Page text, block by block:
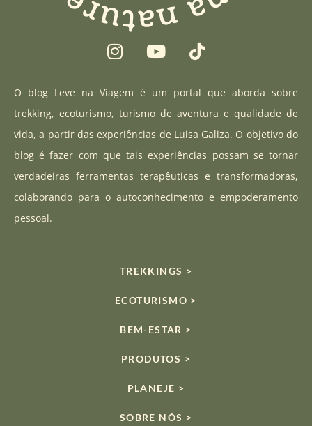
I
n
t
a
g
a
m
Y
o
t
u
b
T
i
t
o
k
O blog Leve na Viagem é um portal que aborda sobre
trekking, ecoturismo, turismo de aventura e qualidade de
vida, a partir das experiências de Luisa Galiza. O objetivo do
blog é fazer com que tais experiências possam se tornar
verdadeiras ferramentas terapêuticas e transformadoras,
colaborando para o autoconhecimento e empoderamento
pessoal.
TREKKINGS >
ECOTURISMO >
BEM-ESTAR >
PRODUTOS >
PLANEJE >
SOBRE NÓS >